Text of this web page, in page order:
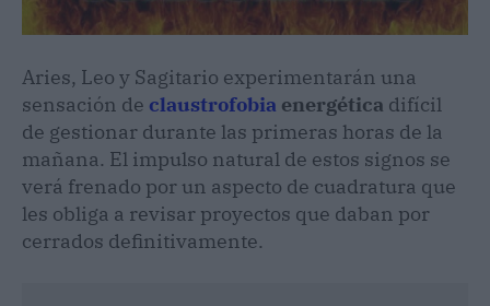
Aries, Leo y Sagitario experimentarán una
sensación de claustrofobia energética difícil
de gestionar durante las primeras horas de la
mañana. El impulso natural de estos signos se
verá frenado por un aspecto de cuadratura que
les obliga a revisar proyectos que daban por
cerrados definitivamente.